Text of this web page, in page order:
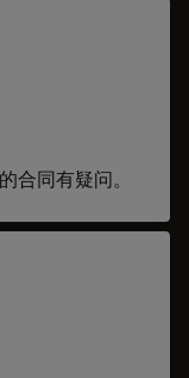
合同有疑问。